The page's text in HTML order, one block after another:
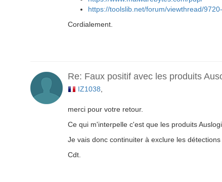
https://toolslib.net/forum/viewthread/
Cordialement.
Re: Faux positif avec les produits
IZ1038
merci pour votre retour.
Ce qui m'interpelle c'est que les produits
Je vais donc continuiter à exclure les détections
Cdt.